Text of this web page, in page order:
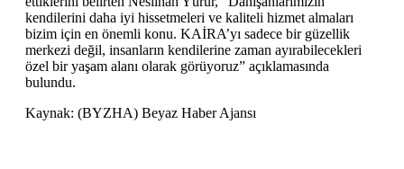
kendilerini daha iyi hissetmeleri ve kaliteli hizmet almaları
bizim için en önemli konu. KAİRA’yı sadece bir güzellik
merkezi değil, insanların kendilerine zaman ayırabilecekleri
özel bir yaşam alanı olarak görüyoruz” açıklamasında
bulundu.
Kaynak: (BYZHA) Beyaz Haber Ajansı